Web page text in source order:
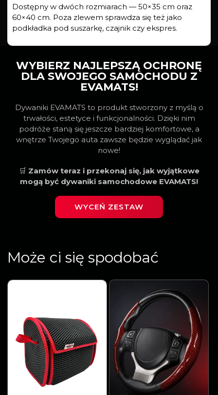
Dostępny w dwóch rozmiarach — 50×35 cm oraz
60×40 cm. Poza zlewem sprawdza się też jako
podkładka pod suszarkę, czajnik czy ekspres.
WYBIERZ NAJLEPSZĄ OCHRONĘ
DLA SWOJEGO SAMOCHODU Z
EVAMATS!
Dywaniki EVAMATS to produkt stworzony z myślą o
trwałości, estetyce i funkcjonalności. Dzięki nim
podróże staną się jeszcze bardziej komfortowe, a
wnętrze Twojego auta zawsze będzie wyglądać jak
nowe!
🛒 Zamów teraz i przekonaj się, jak wyjątkowe
mogą być dywaniki samochodowe EVAMATS!
WYCEŃ ZESTAW
Może ci się spodobać